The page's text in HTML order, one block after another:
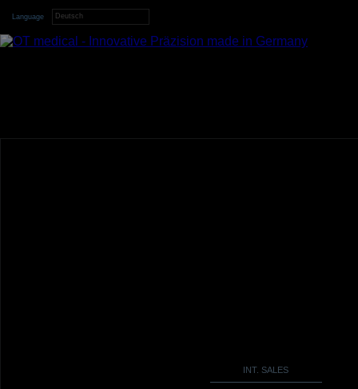
Language Deutsch
INT. SALES